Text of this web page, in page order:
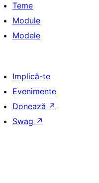
Teme
Module
Modele
Implică-te
Evenimente
Donează ↗
Swag ↗